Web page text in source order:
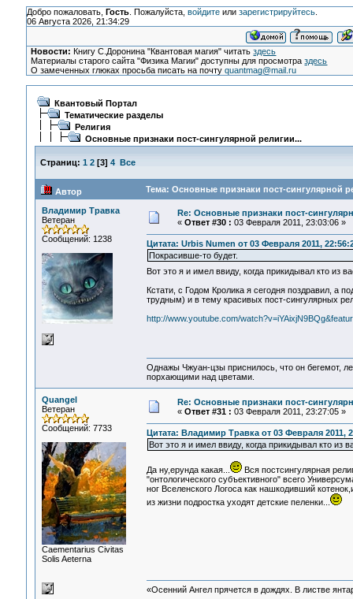
Добро пожаловать, Гость. Пожалуйста, войдитеили зарегистрируйтесь.
06 Августа 2026, 21:34:29
Новости: Книгу С.Доронина "Квантовая магия" читатьздесь
Материалы старого сайта "Физика Магии" доступны для просмотраздесь
О замеченных глюках просьба писать на почтуquantmag@mail.ru
Квантовый Портал
Тематические разделы
Религия
Основные признаки пост-сингулярной религии...
Страниц: 1 2[3] 4 Все
Автор Тема: Основные признаки пост-сингулярной
Владимир Травка
Ветеран
Сообщений: 1238
Re: Основные признаки пост-
« Ответ #30 : 03 Февраля 2011, 23:03:06 »
Цитата: Urbis Numen от 03 Февраля 2011,
Покрасивше-то будет.
Вот это я и имел ввиду, когда прикидывал кто из
Кстати, с Годом Кролика я сегодня поздравил, а
трудным) и в тему красивых пост-сингулярных
http://www.youtube.com/
Однажы Чжуан-цзы приснилось, что он бегемот,
порхающими над цветами.
Quangel
Ветеран
Сообщений: 7733
Сaementarius Civitas
Solis Aeterna
Re: Основные признаки пост-
« Ответ #31 : 03 Февраля 2011, 23:27:05 »
Цитата: Владимир Травка от 03 Февраля 2011,
Вот это я и имел ввиду, когда прикидывал кто из
Да ну,ерунда какая...
Вся постсингулярная
"онтологического субъективного" всего
ног Вселенского Логоса как нашкодивший
из жизни подростка уходят детские пеленки...
«Осенний Ангел прячется в дождях. В листве